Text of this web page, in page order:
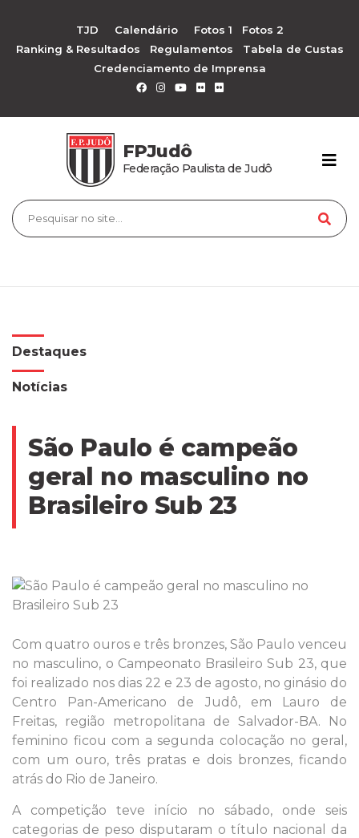
TJD Calendário Fotos 1
Fotos 2
Ranking & Resultados
Regulamentos
Tabela de Custas
Credenciamento de Imprensa
FPJudô
Federação Paulista de Judô
Destaques
Notícias
São Paulo é campeão
geral no masculino no
Brasileiro Sub 23
Com quatro ouros e três bronzes, São Paulo venceu
no masculino, o Campeonato Brasileiro Sub 23, que
foi realizado nos dias 22 e 23 de agosto, no ginásio do
Centro Pan-Americano de Judô, em Lauro de
Freitas, região metropolitana de Salvador-BA. No
feminino ficou com a segunda colocação no geral,
com um ouro, três pratas e dois bronzes, ficando
atrás do Rio de Janeiro.
A competição teve início no sábado, onde seis
categorias de peso disputaram o título nacional da